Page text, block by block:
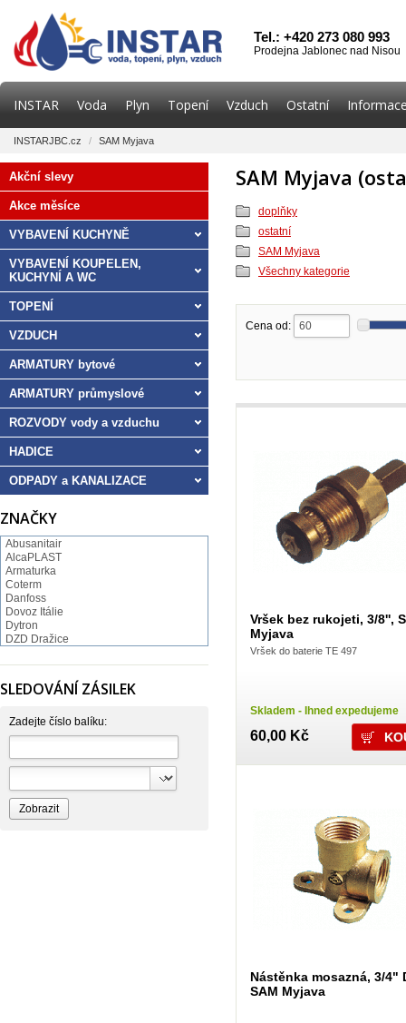
Tel.: +420 273 080 993
Prodejna Jablonec nad Nisou
INSTAR Voda Plyn Topení Vzduch Ostatní
INSTARJBC.cz / SAM Myjava
SAM Myjava
doplňky
ostatní
SAM Myjava
Všechny kategorie
Cena od:
Vršek bez rukojeti, 3/8'',
Myjava
Vršek do baterie TE 497
Skladem - Ihned expedujeme
60,00 Kč
Nástěnka mosazná, 3/4"
SAM Myjava
Akční slevy
Akce měsíce
VYBAVENÍ KUCHYNĚ
VYBAVENÍ KOUPELEN,
KUCHYNÍ A WC
TOPENÍ
VZDUCH
ARMATURY bytové
ARMATURY průmyslové
ROZVODY vody a vzduchu
HADICE
ODPADY a KANALIZACE
ZNAČKY
Abusanitair
AlcaPLAST
Armaturka
Coterm
Danfoss
Dovoz Itálie
Dytron
DZD Dražice
GEBO
Hutterer & Lechner
JB SANITARY
JIKA
NORMA
RAV Slezák
Rothenberger
Sagittarius
SLEDOVÁNÍ ZÁSILEK
Zadejte číslo balíku: